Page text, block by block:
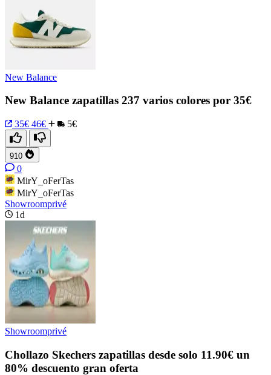
New Balance
New Balance zapatillas 237 varios colores por 35€
35€ 46€ 5€
910
0
MirY_oFerTas
MirY_oFerTas
Showroomprivé
1d
Showroomprivé
Chollazo Skechers zapatillas desde solo 11.90€ un
80% descuento gran oferta